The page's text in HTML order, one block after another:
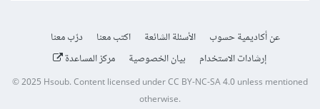
عن أكاديمية حسوب الأسئلة الشائعة اكتب معنا
درّب معنا
إرشادات الاستخدام
بيان الخصوصية مركز المساعدة
© 2025Hsoub.Content licensed underCC BY-NC-SA 4.0unless mentioned
otherwise.